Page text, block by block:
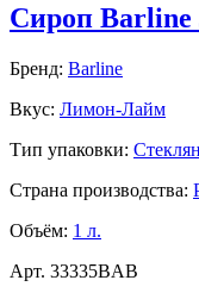
Сироп
Бренд: Barline
Вкус: Лимон-Лайм
Тип упаковки:
Страна производства:
Объём: 1 л.
Арт. 33335ВAВ